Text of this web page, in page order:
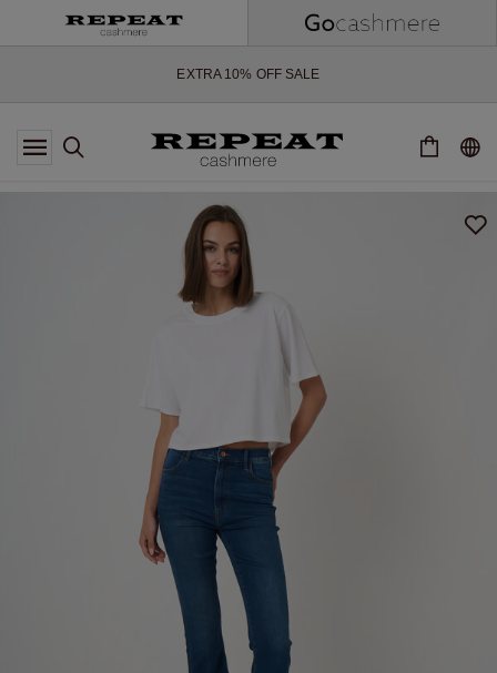
NOUVEAUX STYLES DOUX ET NOUVELLES COULEURS POUR LA
SAISON À VENIR
EXTRA 10% OFF SALE
*CETTE OFFRE EST VALABLE JUSQU'AU 12 AOÛT 2026
*NON VALABLE SUR LIMITED EDITION
NOUVEAUTÉS EN CACHEMIRE
NOUVEAUX STYLES DOUX ET NOUVELLES COULEURS POUR LA
SAISON À VENIR
EXTRA 10% OFF SALE